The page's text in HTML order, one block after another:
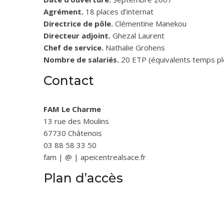
Agrément. 18 places d’internat
Directrice de pôle. Clémentine Manekou
Directeur adjoint. Ghezal Laurent
Chef de service. Nathalie Grohens
Nombre de salariés. 20 ETP (équivalents temps
Contact
FAM Le Charme
13 rue des Moulins
67730 Châtenois
03 88 58 33 50
fam | @ | apeicentrealsace.fr
Plan d’accès